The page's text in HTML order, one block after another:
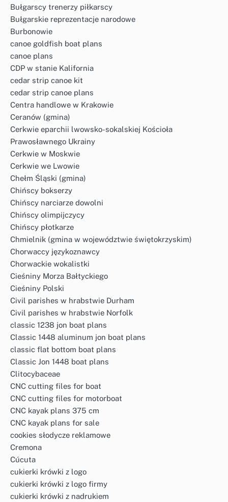
Bułgarscy trenerzy piłkarscy
Bułgarskie reprezentacje narodowe
Burbonowie
canoe goldfish boat plans
canoe plans
CDP w stanie Kalifornia
cedar strip canoe kit
cedar strip canoe plans
Centra handlowe w Krakowie
Ceranów (gmina)
Cerkwie eparchii lwowsko-sokalskiej Kościoła
Prawosławnego Ukrainy
Cerkwie w Moskwie
Cerkwie we Lwowie
Chełm Śląski (gmina)
Chińscy bokserzy
Chińscy narciarze dowolni
Chińscy olimpijczycy
Chińscy płotkarze
Chmielnik (gmina w województwie świętokrzyskim)
Chorwaccy językoznawcy
Chorwackie wokalistki
Cieśniny Morza Bałtyckiego
Cieśniny Polski
Civil parishes w hrabstwie Durham
Civil parishes w hrabstwie Norfolk
classic 1238 jon boat plans
Classic 1448 aluminum jon boat plans
classic flat bottom boat plans
Classic Jon 1448 boat plans
Clitocybaceae
CNC cutting files for boat
CNC cutting files for motorboat
CNC kayak plans 375 cm
CNC kayak plans for sale
cookies słodycze reklamowe
Cremona
Cúcuta
cukierki krówki z logo
cukierki krówki z logo firmy
cukierki krówki z nadrukiem